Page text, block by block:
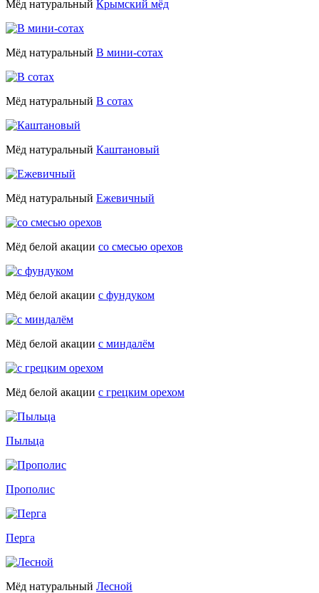
Мёд натуральный Крымский мёд
Мёд натуральный В мини-сотах
Мёд натуральный В сотах
Мёд натуральный Каштановый
Мёд натуральный Ежевичный
Мёд белой акации со смесью орехов
Мёд белой акации с фундуком
Мёд белой акации с миндалём
Мёд белой акации с грецким орехом
Пыльца
Прополис
Перга
Мёд натуральный Лесной